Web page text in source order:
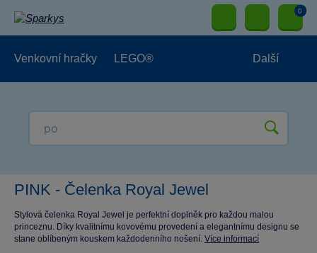
0
Venkovní hračky LEGO® Další
PINK - Čelenka Royal Jewel
Stylová čelenka Royal Jewel je perfektní doplněk pro každou malou
princeznu. Díky kvalitnímu kovovému provedení a elegantnímu designu se
stane oblíbeným kouskem každodenního nošení. Více informací